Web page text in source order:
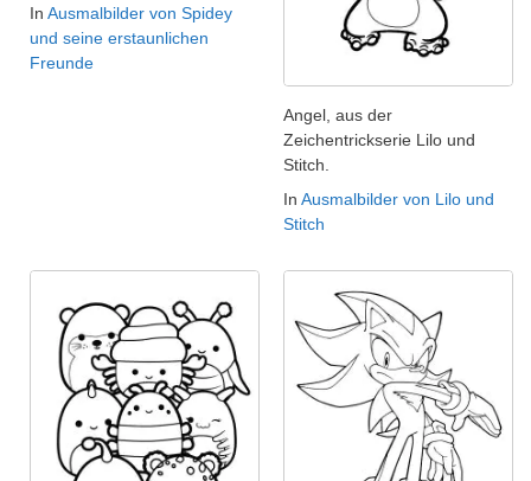
In Ausmalbilder von Spidey
und seine erstaunlichen
Freunde
Angel, aus der
Zeichentrickserie Lilo und
Stitch.
In Ausmalbilder von Lilo und
Stitch